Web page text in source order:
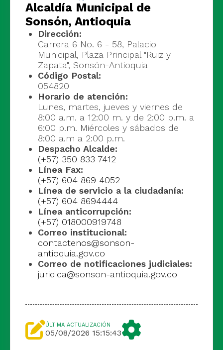
Alcaldía Municipal de
Sonsón, Antioquia
Dirección:
Carrera 6 No. 6 - 58, Palacio
Municipal, Plaza Principal "Ruiz y
Zapata", Sonsón-Antioquia
Código Postal:
054820
Horario de atención:
Lunes, martes, jueves y viernes de
8:00 a.m. a 12:00 m. y de 2:00 p.m. a
6:00 p.m. Miércoles y sábados de
8:00 a.m a 2:00 p.m.
Despacho Alcalde:
(+57) 350 833 7412
Línea Fax:
(+57) 604 869 4052
Línea de servicio a la ciudadanía:
(+57) 604 8694444
Línea anticorrupción:
(+57) 018000919748
Correo institucional:
contactenos@sonson-
antioquia.gov.co
Correo de notificaciones judiciales:
juridica@sonson-antioquia.gov.co
ÚLTIMA ACTUALIZACIÓN
05/08/2026 15:15:43